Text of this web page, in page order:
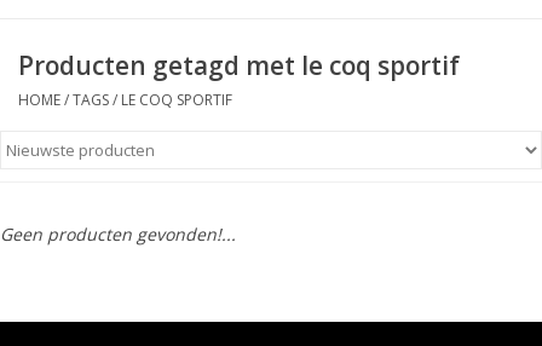
Heren
Producten getagd met le coq sportif
HOME/TAGS/ LE COQ SPORTIF
Geen producten gevonden!...